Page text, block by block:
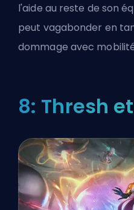
l'aide au reste de son
peut vagabonder en
dommage avec
8: Thresh